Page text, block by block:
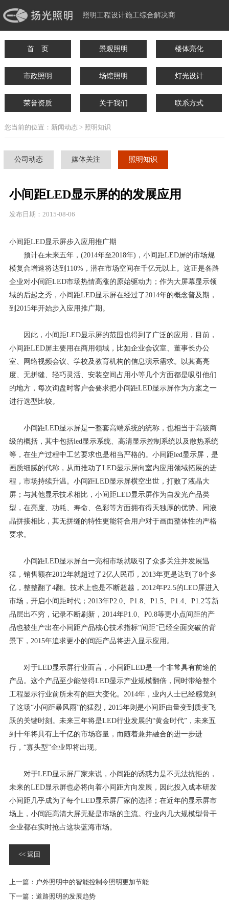
照明工程设计施工综合解决商
首 页 景观照明 楼体亮化
市政照明 场馆照明 灯光设计
荣誉资质 关于我们 联系方式
您当前的位置：新闻动态 > 照明知识
公司动态 媒体关注 照明知识
小间距LED显示屏的的发展应用
发布日期：2015-08-06
小间距LED显示屏步入应用推广期
预计在未来五年，(2014年至2018年)，小间距LED屏的市场规
模复合增速将达到110%，潜在市场空间在千亿元以上。这正是各路
企业对小间距LED市场热情高涨的原始驱动力；作为大屏幕显示领
域的后起之秀，小间距LED显示屏在经过了2014年的概念普及期，
到2015年开始步入应用推广期。
因此，小间距LED显示屏的范围也得到了广泛的应用，目前，
小间距LED屏主要用在商用领域，比如企业会议室、董事长办公
室、网络视频会议、学校及教育机构的信息演示需求。以其高亮
度、无拼缝、轻巧灵活、安装空间占用小等几个方面都是吸引他们
的地方，每次询盘时客户会要求把小间距LED显示屏作为方案之一
进行选型比较。
小间距LED显示屏是一整套高端系统的统称，也相当于高级商
级的概括，其中包括led显示系统、高清显示控制系统以及散热系统
等，在生产过程中工艺要求也是相当严格的。小间距led显示屏，是
画质细腻的代称，从而推动了LED显示屏向室内应用领域拓展的进
程，市场持续升温。小间距LED显示屏横空出世，打败了液晶大
屏；与其他显示技术相比，小间距LED显示屏作为自发光产品类
型，在亮度、功耗、寿命、色彩等方面拥有得天独厚的优势。同液
晶拼接相比，其无拼缝的特性更能符合用户对于画面整体性的严格
要求。
小间距LED显示屏自一亮相市场就吸引了众多关注并发展迅
猛，销售额在2012年就超过了2亿人民币，2013年更是达到了8个多
亿，整整翻了4翻。技术上也是不断超越，2012年P2.5的LED屏进入
市场，开启小间距时代；2013年P2.0、P1.8、P1.5、P1.4、P1.2等新
品层出不穷，记录不断刷新，2014年P1.0、P0.8等更小点间距的产
品也被生产出在小间距产品核心技术指标“间距”已经全面突破的背
景下，2015年追求更小的间距产品将进入显示应用。
对于LED显示屏行业而言，小间距LED是一个非常具有前途的
产品。这个产品至少能使得LED显示产业规模翻倍，同时带给整个
工程显示行业前所未有的巨大变化。2014年，业内人士已经感觉到
了这场“小间距暴风雨”的猛烈，2015年则是小间距由量变到质变飞
跃的关键时刻。未来三年将是LED行业发展的“黄金时代”，未来五
到十年将具有上千亿的市场容量，而随着兼并融合的进一步进
行，“寡头型”企业即将出现。
对于LED显示屏厂家来说，小间距的诱惑力是不无法抗拒的，
未来的LED显示屏也必将向着小间距方向发展，因此投入成本研发
小间距几乎成为了每个LED显示屏厂家的选择；在近年的显示屏市
场上，小间距高清大屏无疑是市场的主流。行业内几大规模型骨干
企业都在实时抢占这块蓝海市场。
<< 返回
上一篇： 户外照明中的智能控制令照明更加节能
下一篇： 道路照明的发展趋势